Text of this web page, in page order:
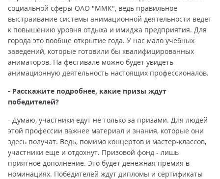
социальной сферы ОАО "ММК", ведь правильное
выстраивание системы анимационной деятельности ведет
к повышению уровня отдыха и имиджа предприятия. Для
города это вообще открытие года. У нас мало учебных
заведений, которые готовили бы квалифицированных
аниматоров. На фестивале можно будет увидеть
анимационную деятельность настоящих профессионалов.
- Расскажите подробнее, какие призы ждут
победителей?
- Думаю, участники едут не только за призами. Для людей
этой профессии важнее материал и знания, которые они
здесь получат. Ведь, помимо концертов и мастер-классов,
участники еще и отдохнут. Призовой фонд - лишь
приятное дополнение. Это будет денежная премия в
номинациях. Победителей ждут дипломы и сертификаты